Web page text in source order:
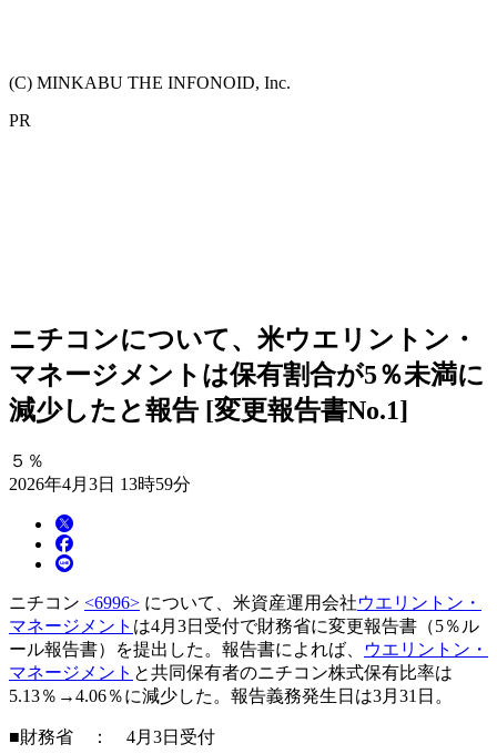
(C) MINKABU THE INFONOID, Inc.
PR
ニチコンについて、米ウエリントン・
マネージメントは保有割合が5％未満に
減少したと報告 [変更報告書No.1]
５％
2026年4月3日 13時59分
ニチコン <6996> について、米資産運用会社ウエリントン・
マネージメント は4月3日受付で財務省に変更報告書（5％ル
ール報告書）を提出した。報告書によれば、
ウエリントン・
マネージメント と共同保有者のニチコン株式保有比率は
5.13％→4.06％に減少した。報告義務発生日は3月31日。
■財務省 ： 4月3日受付